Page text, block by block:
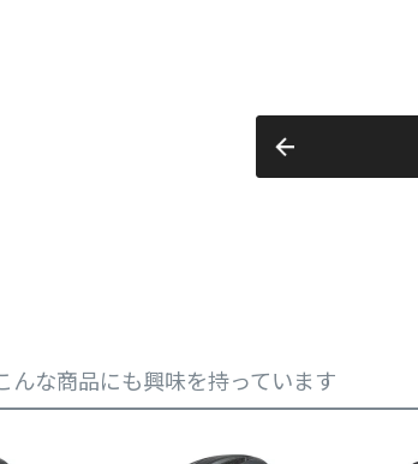
んな商品にも興味を持っています